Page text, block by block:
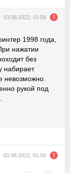
03.08.2022, 01:58
1998 года,
нажатии
без
набирает
невозможно.
рукой под
03.08.2022, 01:59